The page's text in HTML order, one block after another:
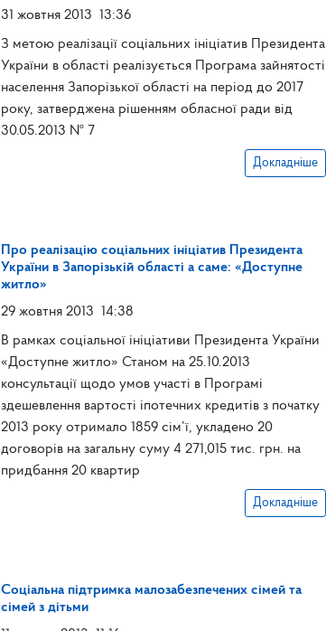
31 жовтня 2013 13:36
З метою реалізації соціальних ініціатив Президента
України в області реалізується Програма зайнятості
населення Запорізької області на період до 2017
року, затверджена рішенням обласної ради від
30.05.2013 № 7
Докладніше
Про реалізацію соціальних ініціатив Президента
України в Запорізькій області а саме: «Доступне
житло»
29 жовтня 2013 14:38
В рамках соціальної ініціативи Президента України
«Доступне житло» Станом на 25.10.2013
консультації щодо умов участі в Програмі
здешевлення вартості іпотечних кредитів з початку
2013 року отримало 1859 сім’ї, укладено 20
договорів на загальну суму 4 271,015 тис. грн. на
придбання 20 квартир
Докладніше
Соціальна підтримка малозабезпечених сімей та
сімей з дітьми